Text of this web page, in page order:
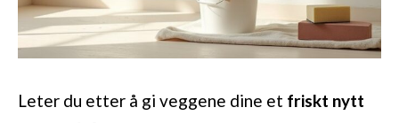
Leter du etter å gi veggene dine et friskt nytt